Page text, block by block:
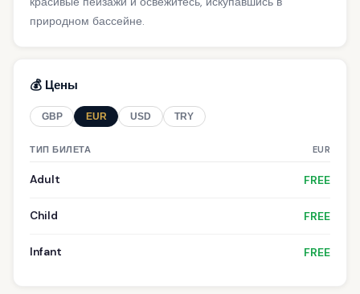
природном бассейне.
💰 Цены
GBP EUR USD TRY
ТИП БИЛЕТА EUR
Adult FREE
Child FREE
Infant FREE